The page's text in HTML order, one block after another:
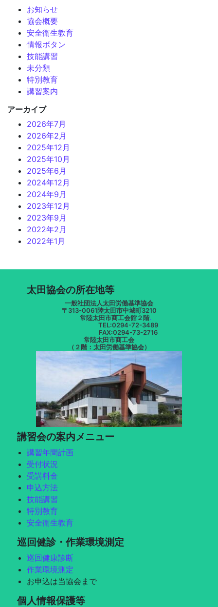
お知らせ
協会概要
安全衛生教育
情報ボタン
技能講習
未分類
特別教育
講習案内
アーカイブ
2026年7月
2026年2月
2025年12月
2025年10月
2025年6月
2024年12月
2024年9月
2023年12月
2023年9月
2022年2月
2022年1月
太田協会の所在地等
一般社団法人太田労働基準協会
〒313-0061陸太田市中城町3210
常陸太田市商工会館２階.
TEL:0294-72-3489
FAX:0294-73-2716
常陸太田市商工会
（２階：太田労働基準協会）
講習会の案内メニュー
講習年間計画
受付状況
受講料金
申込方法
技能講習
特別教育
安全衛生教育
巡回健診・作業環境測定
巡回健康診断
作業環境測定
お申込は当協会まで
個人情報保護等